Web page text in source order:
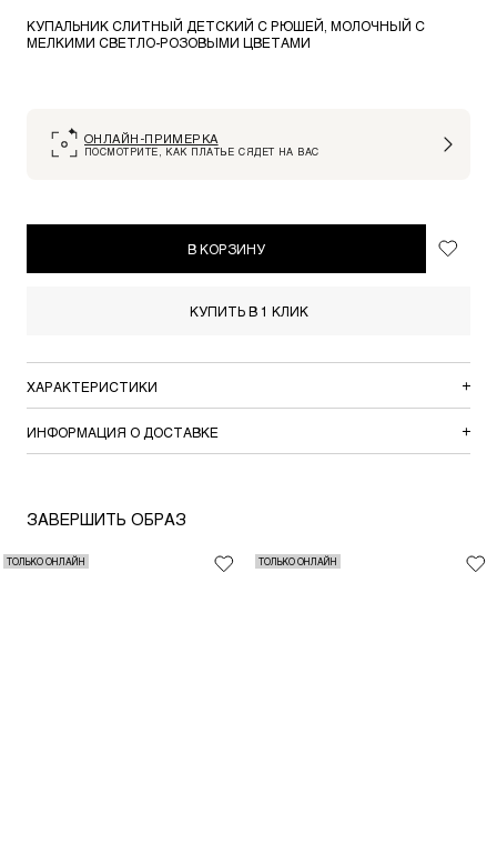
КУПАЛЬНИК СЛИТНЫЙ ДЕТСКИЙ С РЮШЕЙ, МОЛОЧНЫЙ С
МЕЛКИМИ СВЕТЛО-РОЗОВЫМИ ЦВЕТАМИ
ОНЛАЙН-ПРИМЕРКА
ПОСМОТРИТЕ, КАК ПЛАТЬЕ СЯДЕТ НА ВАС
В КОРЗИНУ
КУПИТЬ В 1 КЛИК
ХАРАКТЕРИСТИКИ
ИНФОРМАЦИЯ О ДОСТАВКЕ
ЗАВЕРШИТЬ ОБРАЗ
ТОЛЬКО ОНЛАЙН ТОЛЬКО ОНЛАЙН